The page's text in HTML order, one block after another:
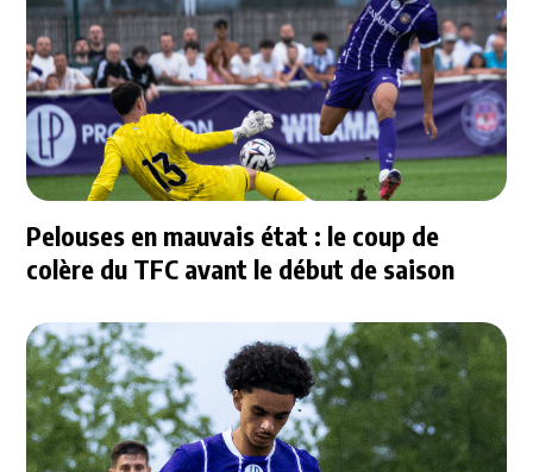
Pelouses en mauvais état : le coup de
colère du TFC avant le début de saison